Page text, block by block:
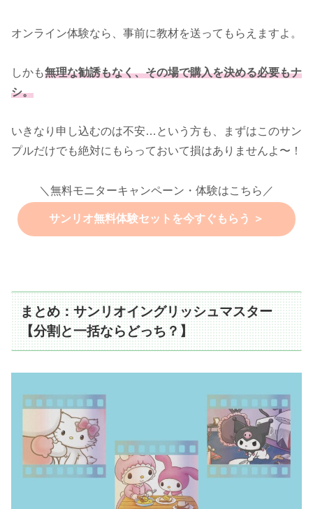
オンライン体験なら、事前に教材を送ってもらえますよ。
しかも無理な勧誘もなく、その場で購入を決める必要もナ
シ。
いきなり申し込むのは不安…という方も、まずはこのサン
プルだけでも絶対にもらっておいて損はありませんよ〜！
＼無料モニターキャンペーン・体験はこちら／
サンリオ無料体験セットを今すぐもらう ＞
まとめ：サンリオイングリッシュマスター
【分割と一括ならどっち？】